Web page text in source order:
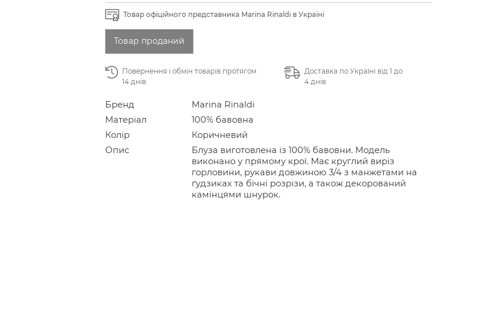
Товар офіційного представника Marina Rinaldi в Україні
Товар проданий
Повернення і обмін товарів протягом
14 днів
Доставка по Україні від 1 до
4 днів
Бренд
Marina Rinaldi
Матеріал
100% бавовна
Колір
Коричневий
Опис
Блуза виготовлена із 100% бавовни. Модель
виконано у прямому крої. Має круглий виріз
горловини, рукави довжиною 3/4 з манжетами на
ґудзиках та бічні розрізи, а також декорований
камінцями шнурок.